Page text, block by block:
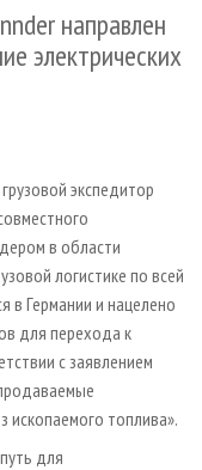
направлен
электрических
экспедитор
в области
логистике по всей
в Германии и нацелено
для перехода к
с заявлением
топлива».
для